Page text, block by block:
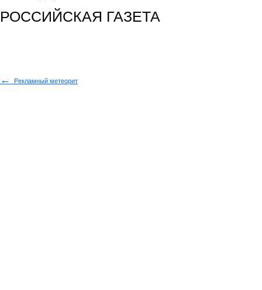
РОССИЙСКАЯ ГАЗЕТА
← Рекламный метеорит